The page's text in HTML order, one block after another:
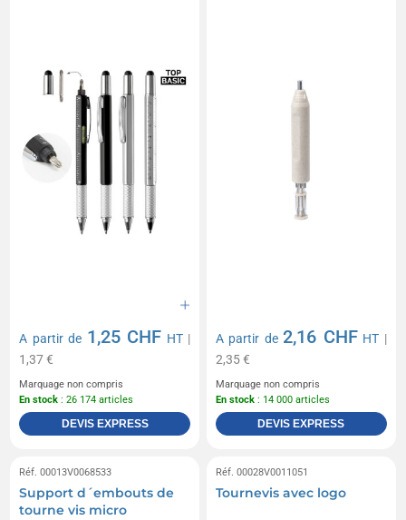
A partir de 1,25 CHF HT|
1,37 €
Marquage non compris
En stock : 26 174 articles
DEVIS EXPRESS
A partir de2,16 CHF HT |
2,35 €
Marquage non compris
En stock : 14 000 articles
DEVIS EXPRESS
Réf. 00013V0068533
Support d´embouts de
tourne vis micro
Réf. 00028V0011051
Tournevis avec logo